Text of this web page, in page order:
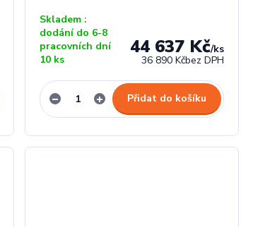
44 637 Kč/ks
36 890 Kčbez DPH
Skladem :
dodání do 6-8
pracovních dní
10 ks
Přidat do košíku